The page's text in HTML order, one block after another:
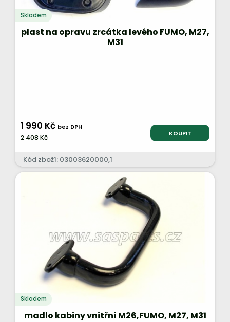
Skladem
plast na opravu zrcátka levého FUMO, M27,
M31
1 990 Kč bez DPH
2 408 Kč KOUPIT
Kód zboží: 03003620000,1
Skladem
madlo kabiny vnitřní M26,FUMO, M27, M31